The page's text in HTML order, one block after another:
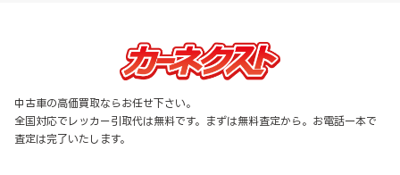
中古車の高価買取ならお任せ下さい。
全国対応でレッカー引取代は無料です。まずは無料査定から。お電話一本で
査定は完了いたします。